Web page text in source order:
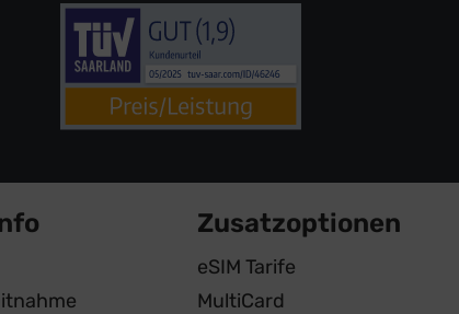
Zusatzoptionen
eSIM Tarife
MultiCard